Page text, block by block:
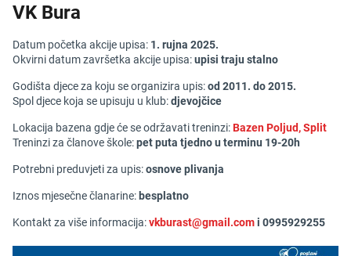
VK Bura
Datum početka akcije upisa: 1. rujna 2025.
Okvirni datum završetka akcije upisa:upisi traju stalno
Godišta djece za koju se organizira upis:od 2011. do 2015.
Spol djece koja se upisuju u klub:djevojčice
Lokacija bazena gdje će se održavati treninzi:Bazen Poljud, Split
Treninzi za članove škole:pet puta tjedno u terminu 19-20h
Potrebni preduvjeti za upis:osnove plivanja
Iznos mjesečne članarine: besplatno
Kontakt za više informacija:vkburast@gmail.comi 0995929255